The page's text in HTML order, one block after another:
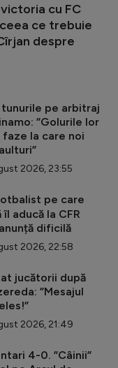
cu FC
ce trebuie
despre
tunurile pe arbitraj
”Golurile lor
la care noi
2026, 23:55
pe care
aducă la CFR
dificilă
2026, 22:58
jucătorii după
”Mesajul
2026, 21:49
4-0. ”Câinii”